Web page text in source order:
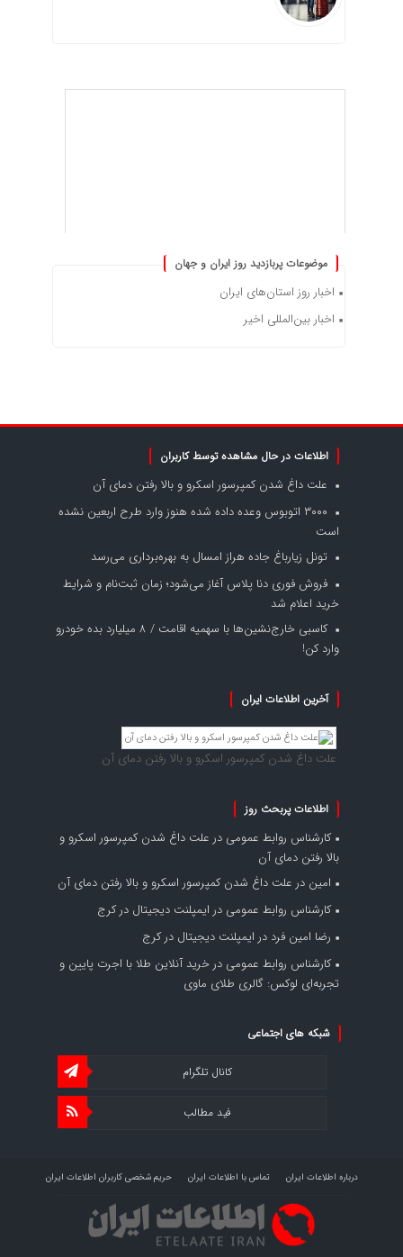
موضوعات پربازدید روز ایران و جهان
اخبار روز استان‌های ایران
اخبار بین‌المللی اخیر
اطلاعات در حال مشاهده توسط کاربران
علت داغ شدن کمپرسور اسکرو و بالا رفتن دمای آن
۳۰۰۰ اتوبوس وعده داده شده هنوز وارد طرح اربعین نشده
است
تونل زیارباغ جاده هراز امسال به بهره‌برداری می‌رسد
فروش فوری دنا پلاس آغاز می‌شود؛ زمان ثبت‌نام و شرایط
خرید اعلام شد
کاسبی خارج‌نشین‌ها با سهمیه اقامت / ۸ میلیارد بده خودرو
وارد کن!
آخرین اطلاعات ایران
علت داغ شدن کمپرسور اسکرو و بالا رفتن دمای آن
اطلاعات پربحث روز
کارشناس روابط عمومی در علت داغ شدن کمپرسور اسکرو و
بالا رفتن دمای آن
امین در علت داغ شدن کمپرسور اسکرو و بالا رفتن دمای آن
کارشناس روابط عمومی در ایمپلنت دیجیتال در کرج
رضا امین فرد در ایمپلنت دیجیتال در کرج
کارشناس روابط عمومی در خرید آنلاین طلا با اجرت پایین و
تجربه‌ای لوکس: گالری طلای ماوی
شبکه های اجتماعی
کانال تلگرام
فید مطالب
درباره اطلاعات ایران تماس با اطلاعات ایران حریم شخصی کاربران اطلاعات ایران
شرایط بازنشر محتوا در اطلاعات ایران تبلیغات در اطلاعات ایران تحلیل اطلاعات سرمایه